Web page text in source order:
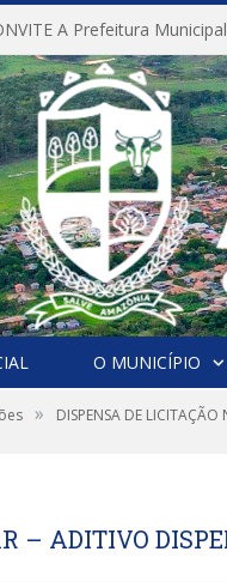
O MUNICÍPIO
» DISPENSA DE
– ADITIVO